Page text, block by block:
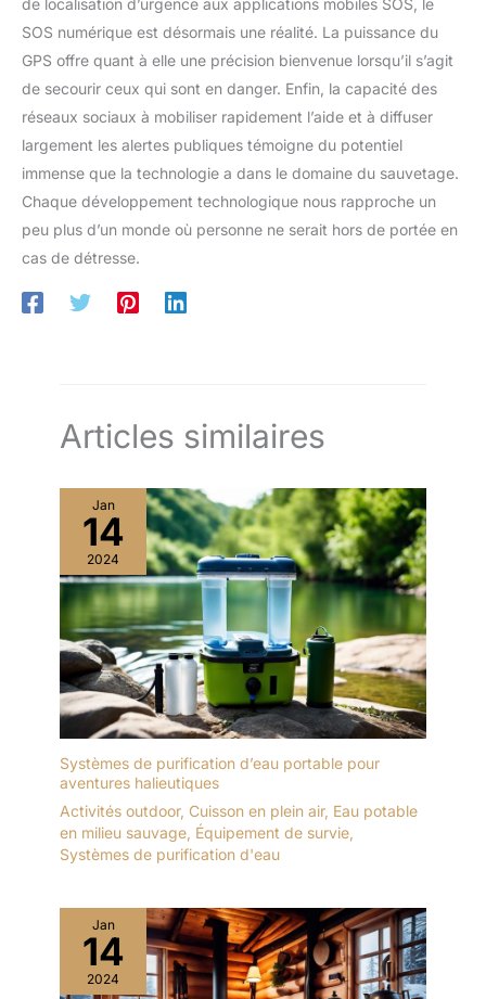
SOS numérique est désormais une réalité. La puissance du
GPS offre quant à elle une précision bienvenue lorsqu’il s’agit
de secourir ceux qui sont en danger. Enfin, la capacité des
réseaux sociaux à mobiliser rapidement l’aide et à diffuser
largement les alertes publiques témoigne du potentiel
immense que la technologie a dans le domaine du sauvetage.
Chaque développement technologique nous rapproche un
peu plus d’un monde où personne ne serait hors de portée en
cas de détresse.
Articles similaires
Jan
14
2024
Systèmes de purification d’eau portable pour
aventures halieutiques
Activités outdoor, Cuisson en plein air, Eau potable
en milieu sauvage, Équipement de survie,
Systèmes de purification d'eau
Jan
14
2024